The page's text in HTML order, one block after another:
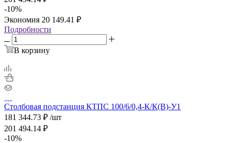
-10%
Экономия 20 149.41 ₽
Подробности
В корзину
Столбовая подстанция КТПС 100/6/0,4-К/К(В)-У1
181 344.73 ₽ /шт
201 494.14 ₽
-10%